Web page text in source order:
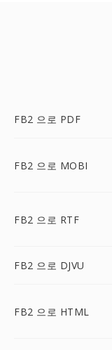
FB2 으로 PDF
FB2 으로 MOBI
FB2 으로 RTF
FB2 으로 DJVU
FB2 으로 HTML